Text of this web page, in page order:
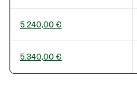
5.240,00 €
5.340,00 €